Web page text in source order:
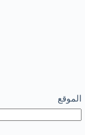
الموقع